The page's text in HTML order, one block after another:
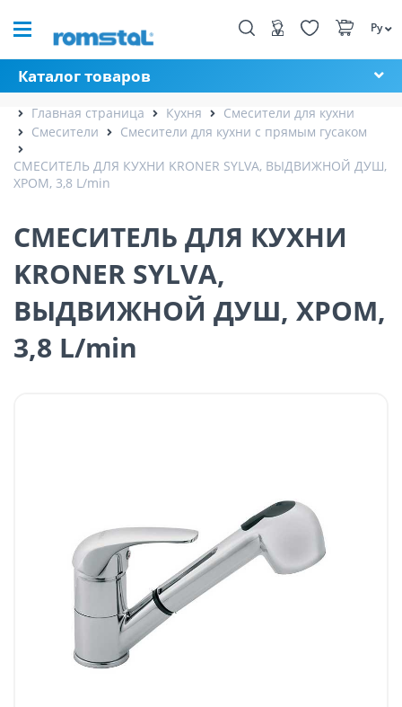
Ру
Каталог товаров
Главная страница Кухня
Смесители для кухни
Смесители
Смесители для кухни с прямым гусаком
СМЕСИТЕЛЬ ДЛЯ КУХНИ KRONER SYLVA, ВЫДВИЖНОЙ ДУШ,
ХРОМ, 3,8 L/min
СМЕСИТЕЛЬ ДЛЯ КУХНИ
KRONER SYLVA,
ВЫДВИЖНОЙ ДУШ, ХРОМ,
3,8 L/min